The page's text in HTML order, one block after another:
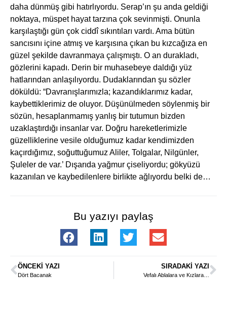
daha dünmüş gibi hatırlıyordu. Serap’ın şu anda geldiği
noktaya, müspet hayat tarzına çok sevinmişti. Onunla
karşılaştığı gün çok ciddî sıkıntıları vardı. Ama bütün
sancısını içine atmış ve karşısına çıkan bu kızcağıza en
güzel şekilde davranmaya çalışmıştı. O an durakladı,
gözlerini kapadı. Derin bir muhasebeye daldığı yüz
hatlarından anlaşılıyordu. Dudaklarından şu sözler
döküldü: “Davranışlarımızla; kazandıklarımız kadar,
kaybettiklerimiz de oluyor. Düşünülmeden söylenmiş bir
sözün, hesaplanmamış yanlış bir tutumun bizden
uzaklaştırdığı insanlar var. Doğru hareketlerimizle
güzelliklerine vesile olduğumuz kadar kendimizden
kaçırdığımız, soğuttuğumuz Aliler, Tolgalar, Nilgünler,
Şuleler de var.’ Dışarıda yağmur çiseliyordu; gökyüzü
kazanılan ve kaybedilenlere birlikte ağlıyordu belki de…
Bu yazıyı paylaş
ÖNCEKI YAZI
Dört Bacanak
SIRADAKI YAZI
Vefalı Ablalara ve Kızlara…